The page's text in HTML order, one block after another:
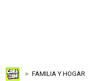
FAMILIA Y HOGAR